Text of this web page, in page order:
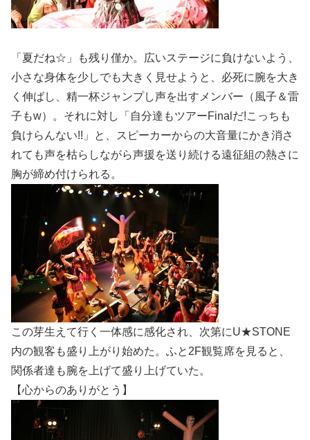
「夏だね☆」も残り僅か。広いステージに負けないよう、
小さな身体を少しでも大きく見せようと、必死に腕を大き
く伸ばし、精一杯ジャンプし声を出すメンバー（風子＆雷
子もw）。それに対し「自分達もツアーFinalだ!こっちも
負けらんない!!」と、スピーカーからの大音量にかき消さ
れても声を枯らしながら声援を送り続ける遠征組の熱さに
胸が締め付けられる。
この芽生えて行く一体感に感化され、次第にU★STONE
内の観客も盛り上がり始めた。ふと2F観覧席を見ると、
関係者達も腕を上げて盛り上げていた。
【心からのありがとう】